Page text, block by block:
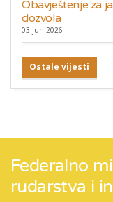
Obavještenje za
dozvola
03 jun 2026
Ostale vijesti
Federalno
rudarstva i